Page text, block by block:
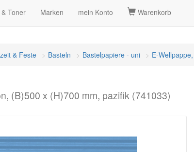
Toner Marken mein Konto Warenkorb
& Feste Basteln Bastelpapiere - uni E-
(B)500 x (H)700 mm, pazifik (741033)